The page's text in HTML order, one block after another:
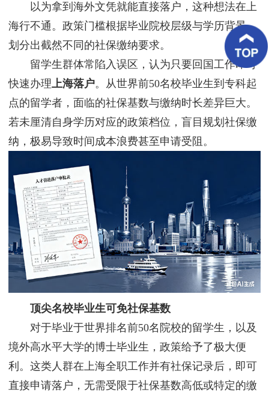
案
好
评
新
闻
资
联
系
我
们
以为拿到海外文凭就能直接落户，这种想法在上
海行不通。政策门槛根据毕业院校层级与学历背景，
划分出截然不同的社保缴纳要求。
留学生群体常陷入误区，认为只要回国工作即可
快速办理上海落户。从世界前50名校毕业生到专科起
点的留学者，面临的社保基数与缴纳时长差异巨大。
若未厘清自身学历对应的政策档位，盲目规划社保缴
纳，极易导致时间成本浪费甚至申请受阻。
顶尖名校毕业生可免社保基数
对于毕业于世界排名前50名院校的留学生，以及
境外高水平大学的博士毕业生，政策给予了极大便
利。这类人群在上海全职工作并有社保记录后，即可
直接申请落户，无需受限于社保基数高低或特定的缴